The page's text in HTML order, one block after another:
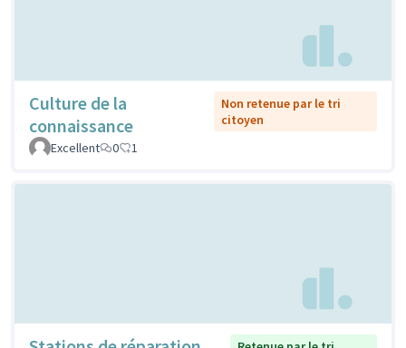
Culture de la
connaissance
Non retenue par le tri
citoyen
Excellent
0 1